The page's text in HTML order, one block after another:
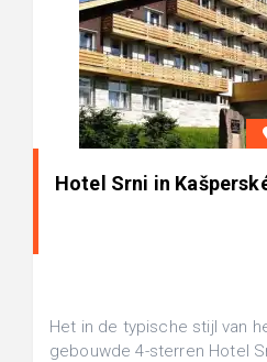
Hotel Srni in
Het in de typische stijl van
gebouwde 4-sterren Hotel